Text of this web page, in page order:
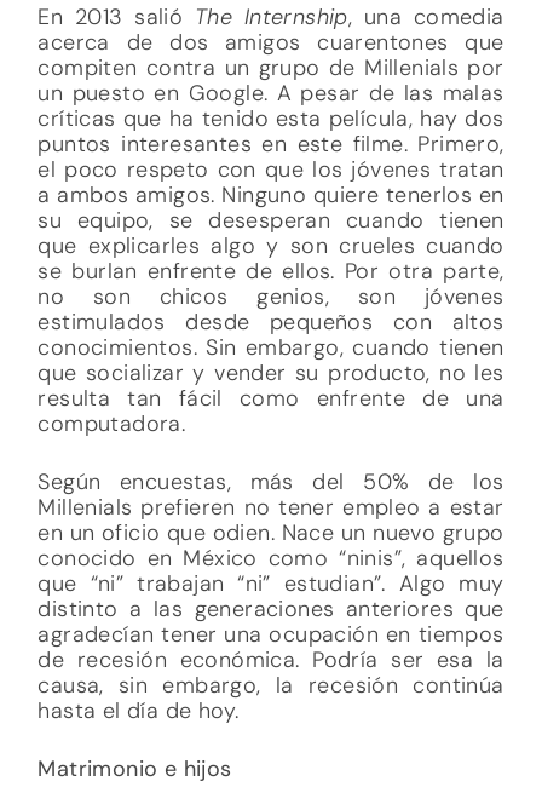
En 2013 salió The Internship, una comedia
acerca de dos amigos cuarentones que
compiten contra un grupo de Millenials por
un puesto en Google. A pesar de las malas
críticas que ha tenido esta película, hay dos
puntos interesantes en este filme. Primero,
el poco respeto con que los jóvenes tratan
a ambos amigos. Ninguno quiere tenerlos en
su equipo, se desesperan cuando tienen
que explicarles algo y son crueles cuando
se burlan enfrente de ellos. Por otra parte,
no son chicos genios, son jóvenes
estimulados desde pequeños con altos
conocimientos. Sin embargo, cuando tienen
que socializar y vender su producto, no les
resulta tan fácil como enfrente de una
computadora.
Según encuestas, más del 50% de los
Millenials prefieren no tener empleo a estar
en un oficio que odien. Nace un nuevo grupo
conocido en México como “ninis”, aquellos
que “ni” trabajan “ni” estudian”. Algo muy
distinto a las generaciones anteriores que
agradecían tener una ocupación en tiempos
de recesión económica. Podría ser esa la
causa, sin embargo, la recesión continúa
hasta el día de hoy.
Matrimonio e hijos